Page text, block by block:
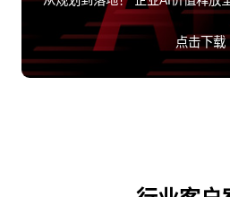
点击下载